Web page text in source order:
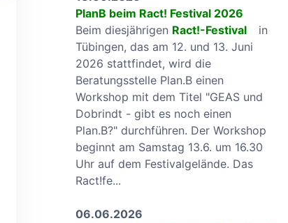
PlanB beim Ract! Festival 2026
Beim diesjährigen Ract!-Festival
in
Tübingen, das am 12. und 13. Juni
2026 stattfindet, wird die
Beratungsstelle Plan.B einen
Workshop mit dem Titel "GEAS und
Dobrindt - gibt es noch einen
Plan.B?" durchführen. Der Workshop
beginnt am Samstag 13.6. um 16.30
Uhr auf dem Festivalgelände. Das
Ract!fe...
06.06.2026